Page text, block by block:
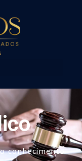
conhecimento